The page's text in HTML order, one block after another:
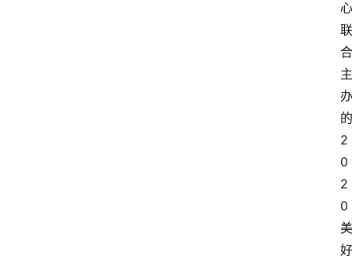
心
联
合
主
办
的
2
0
2
0
美
好